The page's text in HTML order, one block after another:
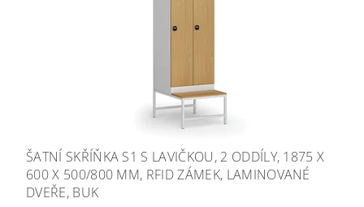
ŠATNÍ SKŘÍŇKA S1 S LAVIČKOU, 2 ODDÍLY, 1875 X
600 X 500/800 MM, RFID ZÁMEK, LAMINOVANÉ
DVEŘE, BUK